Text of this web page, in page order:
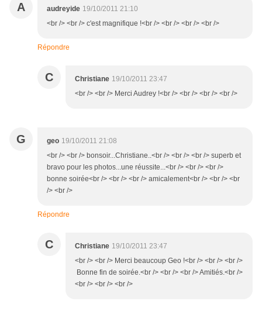
A audreyide 19/10/2011 21:10
<br /> <br /> c'est magnifique !<br /> <br /> <br /> <br />
Répondre
C Christiane 19/10/2011 23:47
<br /> <br /> Merci Audrey !<br /> <br /> <br /> <br />
G geo 19/10/2011 21:08
<br /> <br /> bonsoir...Christiane..<br /> <br /> <br /> superb et
bravo pour les photos...une réussite...<br /> <br /> <br />
bonne soirée<br /> <br /> <br /> amicalement<br /> <br /> <br
/> <br />
Répondre
C Christiane 19/10/2011 23:47
<br /> <br /> Merci beaucoup Geo !<br /> <br /> <br />
Bonne fin de soirée.<br /> <br /> <br /> Amitiés.<br />
<br /> <br /> <br />